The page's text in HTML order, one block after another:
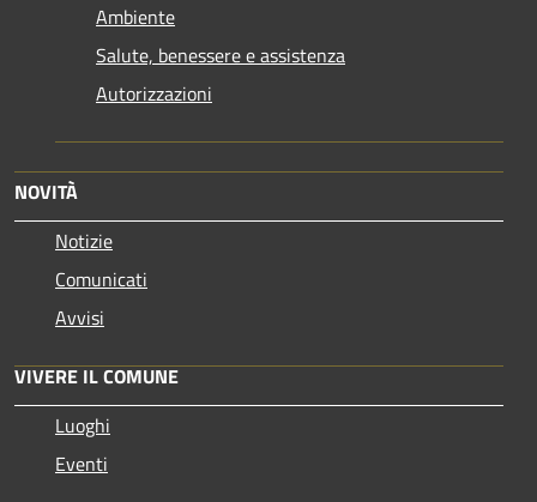
Ambiente
Salute, benessere e assistenza
Autorizzazioni
NOVITÀ
Notizie
Comunicati
Avvisi
VIVERE IL COMUNE
Luoghi
Eventi